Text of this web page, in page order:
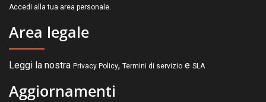
Accedi alla tua area personale.
Area legale
Leggi la nostra Privacy Policy, Termini di servizio e SLA
Aggiornamenti